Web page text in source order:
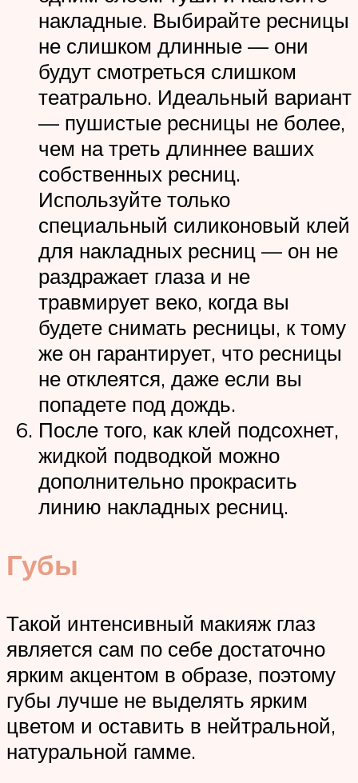
накладные. Выбирайте ресницы
не слишком длинные — они
будут смотреться слишком
театрально. Идеальный вариант
— пушистые ресницы не более,
чем на треть длиннее ваших
собственных ресниц.
Используйте только
специальный силиконовый клей
для накладных ресниц — он не
раздражает глаза и не
травмирует веко, когда вы
будете снимать ресницы, к тому
же он гарантирует, что ресницы
не отклеятся, даже если вы
попадете под дождь.
После того, как клей подсохнет,
жидкой подводкой можно
дополнительно прокрасить
линию накладных ресниц.
Губы
Такой интенсивный макияж глаз
является сам по себе достаточно
ярким акцентом в образе, поэтому
губы лучше не выделять ярким
цветом и оставить в нейтральной,
натуральной гамме.